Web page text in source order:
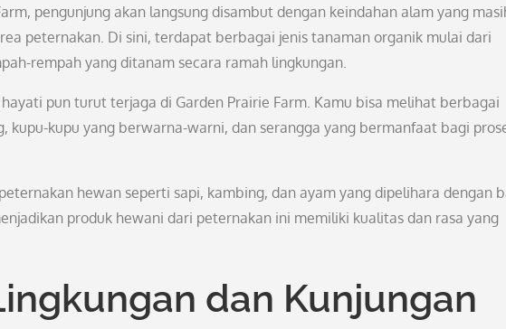
pengunjung akan langsung disambut dengan keindahan alam yang
peternakan. Di sini, terdapat berbagai jenis tanaman organik mulai dari
rempah yang ditanam secara ramah lingkungan.
pun turut terjaga di Garden Prairie Farm. Kamu bisa melihat berbagai
kupu-kupu yang berwarna-warni, dan serangga yang bermanfaat bagi
hewan seperti sapi, kambing, dan ayam yang dipelihara dengan
produk hewani dari peternakan ini memiliki kualitas dan rasa yang
dan Kunjungan